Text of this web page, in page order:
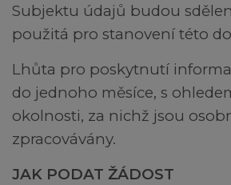
Subjektu údajů budou
použitá pro stanovení této
Lhůta pro poskytnutí
do jednoho měsíce, s
okolnosti, za nichž jsou
zpracovávány.
JAK PODAT ŽÁDOST